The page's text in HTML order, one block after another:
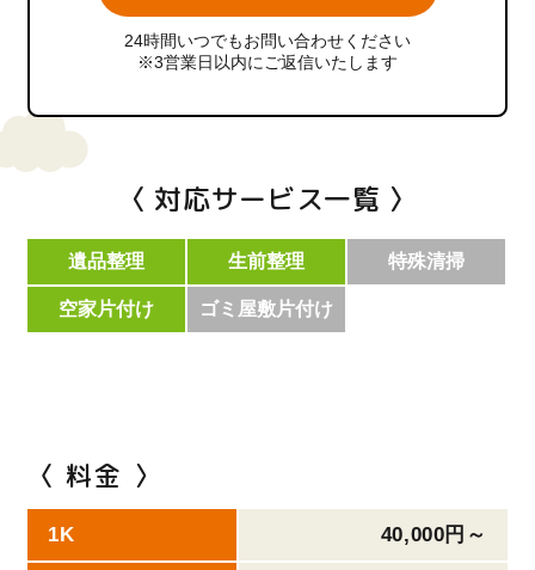
24時間いつでもお問い合わせください
※3営業日以内にご返信いたします
〈 対応サービス一覧 〉
遺品整理 生前整理 特殊清掃
空家片付け ゴミ屋敷片付け
〈 料金 〉
1K 40,000円～